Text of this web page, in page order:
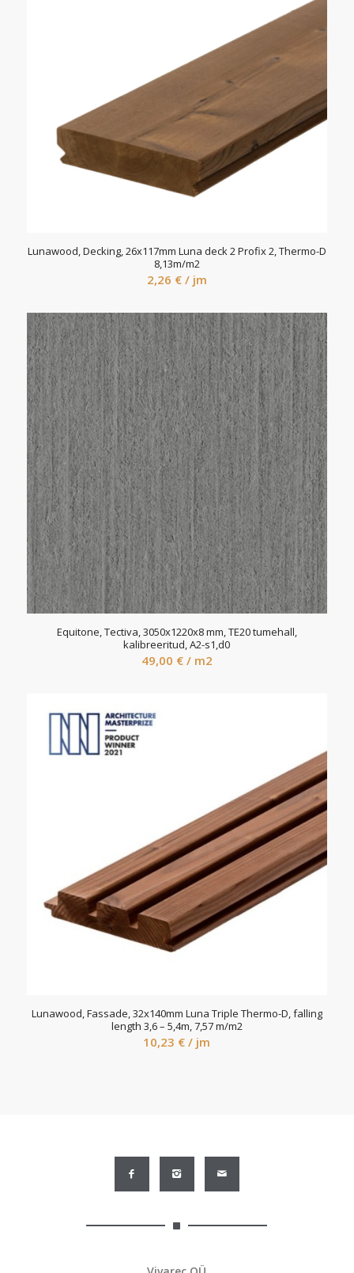
Lunawood, Decking, 26x117mm Luna deck 2 Profix 2, Thermo-D
8,13m/m2
2,26 € / jm
Equitone, Tectiva, 3050x1220x8 mm, TE20 tumehall,
kalibreeritud, A2-s1,d0
49,00 € / m2
Lunawood, Fassade, 32x140mm Luna Triple Thermo-D, falling
length 3,6 – 5,4m, 7,57 m/m2
10,23 € / jm